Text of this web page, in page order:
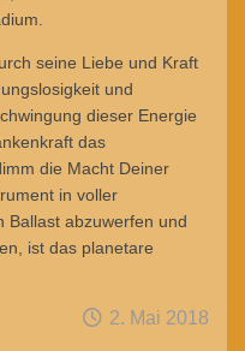
seine Liebe und Kraft
und
dieser Energie
das
die Macht Deiner
in voller
Ballast abzuwerfen und
ist das planetare
2. Mai 2018